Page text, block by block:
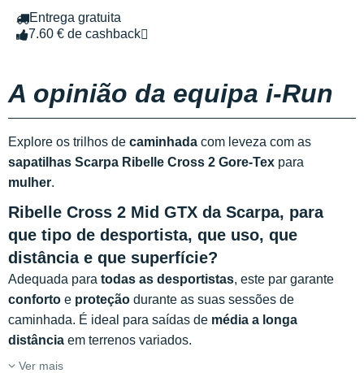
Entrega gratuita
7.60 € de cashback
A opinião da equipa i-Run
Explore os trilhos de caminhada com leveza com as
sapatilhas Scarpa Ribelle Cross 2 Gore-Tex para
mulher.
Ribelle Cross 2 Mid GTX da Scarpa, para
que tipo de desportista, que uso, que
distância e que superfície?
Adequada para todas as desportistas, este par garante
conforto e proteção durante as suas sessões de
caminhada. É ideal para saídas de média a longa
distância em terrenos variados.
Ver mais